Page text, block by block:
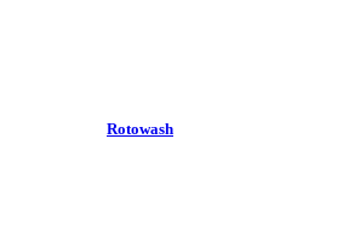
Rotowash